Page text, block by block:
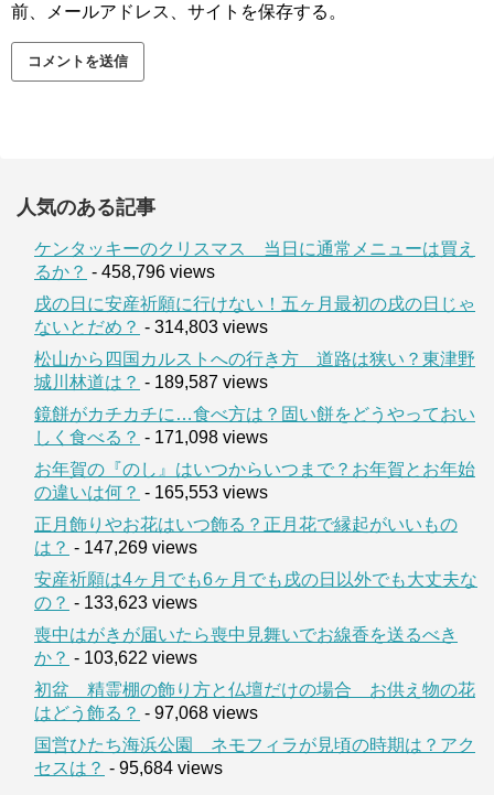
前、メールアドレス、サイトを保存する。
人気のある記事
ケンタッキーのクリスマス 当日に通常メニューは買え
るか？ - 458,796 views
戌の日に安産祈願に行けない！五ヶ月最初の戌の日じゃ
ないとだめ？ - 314,803 views
松山から四国カルストへの行き方 道路は狭い？東津野
城川林道は？ - 189,587 views
鏡餅がカチカチに…食べ方は？固い餅をどうやっておい
しく食べる？ - 171,098 views
お年賀の『のし』はいつからいつまで？お年賀とお年始
の違いは何？ - 165,553 views
正月飾りやお花はいつ飾る？正月花で縁起がいいもの
は？ - 147,269 views
安産祈願は4ヶ月でも6ヶ月でも戌の日以外でも大丈夫な
の？ - 133,623 views
喪中はがきが届いたら喪中見舞いでお線香を送るべき
か？ - 103,622 views
初盆 精霊棚の飾り方と仏壇だけの場合 お供え物の花
はどう飾る？ - 97,068 views
国営ひたち海浜公園 ネモフィラが見頃の時期は？アク
セスは？ - 95,684 views